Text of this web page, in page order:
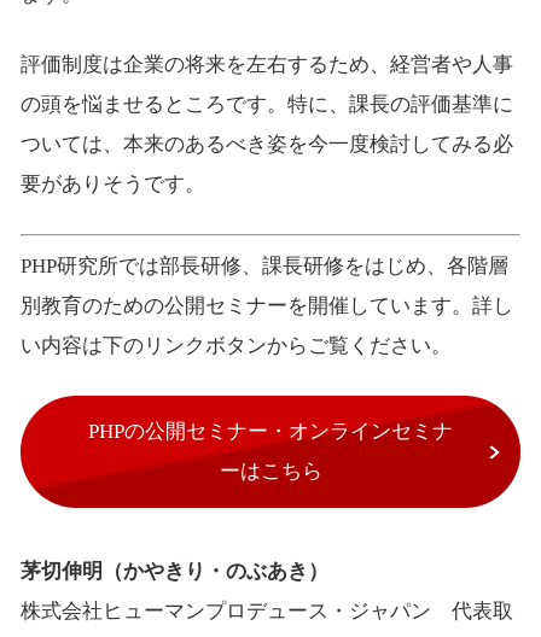
評価制度は企業の将来を左右するため、経営者や人事
の頭を悩ませるところです。特に、課長の評価基準に
ついては、本来のあるべき姿を今一度検討してみる必
要がありそうです。
PHP研究所では部長研修、課長研修をはじめ、各階層
別教育のための公開セミナーを開催しています。詳し
い内容は下のリンクボタンからご覧ください。
PHPの公開セミナー・オンラインセミナ
ーはこちら
茅切伸明（かやきり・のぶあき）
株式会社ヒューマンプロデュース・ジャパン 代表取